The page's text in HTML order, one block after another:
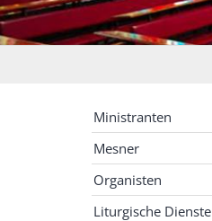
Ministranten
Mesner
Organisten
Liturgische Dienste